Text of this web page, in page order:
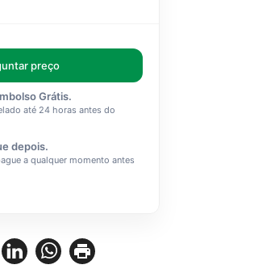
preço
Grátis.
até 24 horas antes do
depois.
a qualquer momento antes